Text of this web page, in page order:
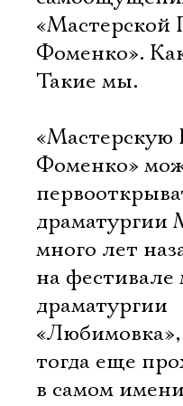
«Мастерской
Фоменко».
Такие мы.
«Мастерскую
Фоменко»
драматургии
много лет
на фестивале
драматургии
тогда еще
в самом